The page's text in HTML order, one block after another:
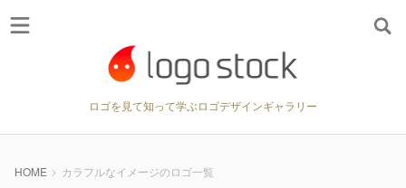
ロゴを見て知って学ぶロゴデザインギャラリー
HOME カラフルなイメージのロゴ一覧